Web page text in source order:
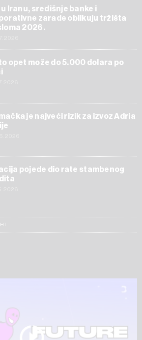
u Iranu, središnje banke i
zarade oblikuju tržišta
2026.
opet može do 5.000 dolara po
je najveći rizik za izvoz Adria
pojede dio rate stambenog